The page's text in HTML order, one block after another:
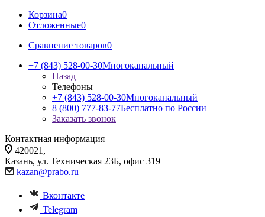
Корзина0
Отложенные0
Сравнение товаров0
+7 (843) 528-00-30Многоканальный
Назад
Телефоны
+7 (843) 528-00-30Многоканальный
8 (800) 777-83-77Бесплатно по России
Заказать звонок
Контактная информация
420021,
Казань, ул. Техническая 23Б, офис 319
kazan@prabo.ru
Вконтакте
Telegram